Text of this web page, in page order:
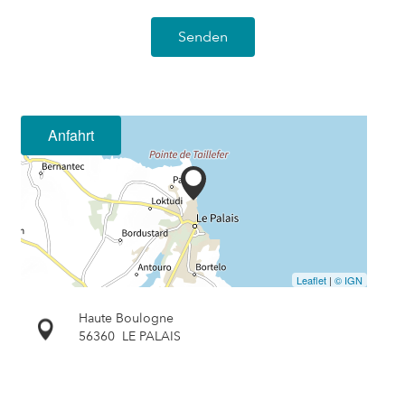
Senden
Anfahrt
Leaflet | © IGN
Haute Boulogne
56360 LE PALAIS